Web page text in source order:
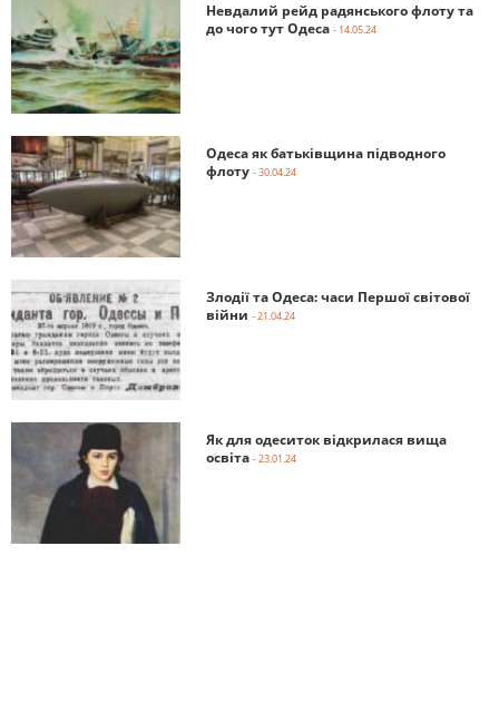
Невдалий рейд радянського флоту та
до чого тут Одеса - 14.05.24
Одеса як батьківщина підводного
флоту - 30.04.24
Злодії та Одеса: часи Першої світової
війни - 21.04.24
Як для одеситок відкрилася вища
освіта - 23.01.24